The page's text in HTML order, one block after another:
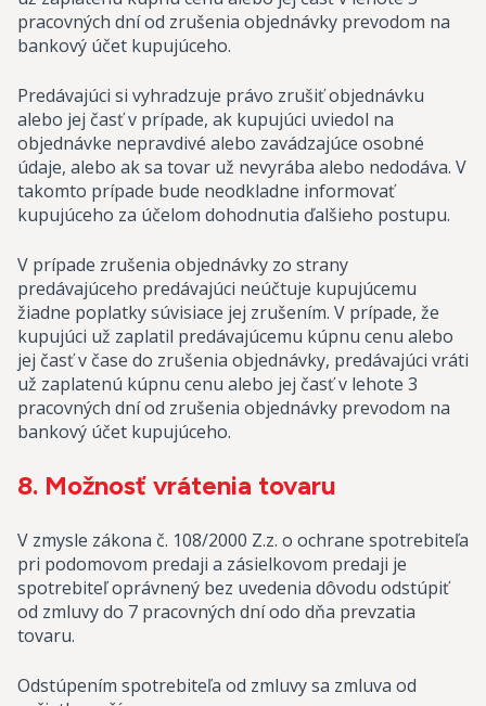
pracovných dní od zrušenia objednávky prevodom na
bankový účet kupujúceho.
Predávajúci si vyhradzuje právo zrušiť objednávku
alebo jej časť v prípade, ak kupujúci uviedol na
objednávke nepravdivé alebo zavádzajúce osobné
údaje, alebo ak sa tovar už nevyrába alebo nedodáva. V
takomto prípade bude neodkladne informovať
kupujúceho za účelom dohodnutia ďalšieho postupu.
V prípade zrušenia objednávky zo strany
predávajúceho predávajúci neúčtuje kupujúcemu
žiadne poplatky súvisiace jej zrušením. V prípade, že
kupujúci už zaplatil predávajúcemu kúpnu cenu alebo
jej časť v čase do zrušenia objednávky, predávajúci vráti
už zaplatenú kúpnu cenu alebo jej časť v lehote 3
pracovných dní od zrušenia objednávky prevodom na
bankový účet kupujúceho.
8. Možnosť vrátenia tovaru
V zmysle zákona č. 108/2000 Z.z. o ochrane spotrebiteľa
pri podomovom predaji a zásielkovom predaji je
spotrebiteľ oprávnený bez uvedenia dôvodu odstúpiť
od zmluvy do 7 pracovných dní odo dňa prevzatia
tovaru.
Odstúpením spotrebiteľa od zmluvy sa zmluva od